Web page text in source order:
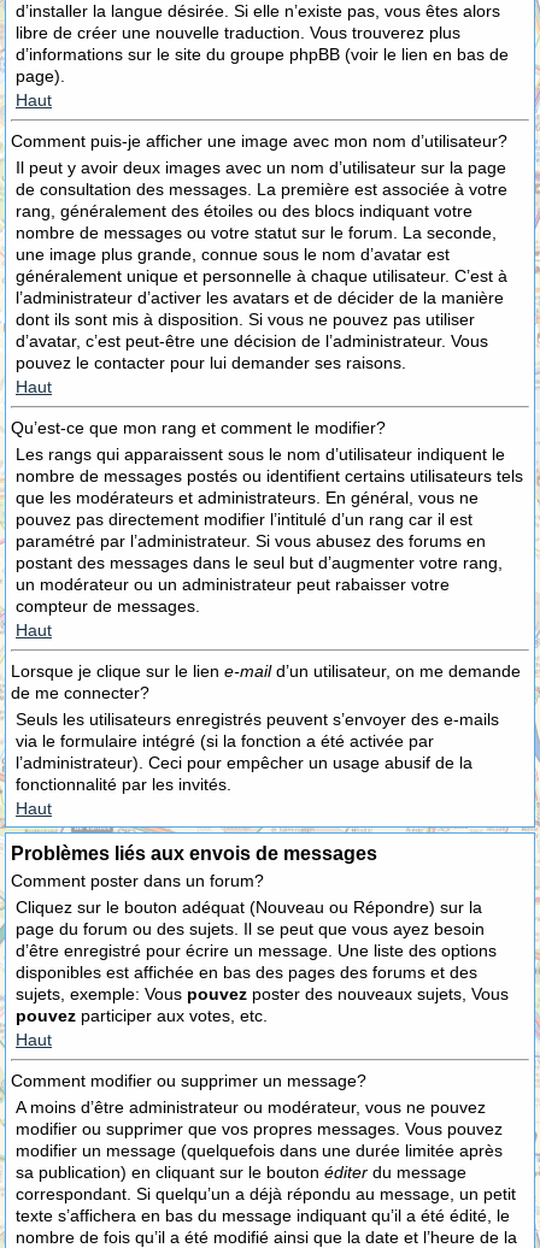
d’installer la langue désirée. Si elle n’existe pas, vous êtes alors
libre de créer une nouvelle traduction. Vous trouverez plus
d’informations sur le site du groupe phpBB (voir le lien en bas de
page).
Haut
Comment puis-je afficher une image avec mon nom d’utilisateur?
Il peut y avoir deux images avec un nom d’utilisateur sur la page
de consultation des messages. La première est associée à votre
rang, généralement des étoiles ou des blocs indiquant votre
nombre de messages ou votre statut sur le forum. La seconde,
une image plus grande, connue sous le nom d’avatar est
généralement unique et personnelle à chaque utilisateur. C’est à
l’administrateur d’activer les avatars et de décider de la manière
dont ils sont mis à disposition. Si vous ne pouvez pas utiliser
d’avatar, c’est peut-être une décision de l’administrateur. Vous
pouvez le contacter pour lui demander ses raisons.
Haut
Qu’est-ce que mon rang et comment le modifier?
Les rangs qui apparaissent sous le nom d’utilisateur indiquent le
nombre de messages postés ou identifient certains utilisateurs tels
que les modérateurs et administrateurs. En général, vous ne
pouvez pas directement modifier l’intitulé d’un rang car il est
paramétré par l’administrateur. Si vous abusez des forums en
postant des messages dans le seul but d’augmenter votre rang,
un modérateur ou un administrateur peut rabaisser votre
compteur de messages.
Haut
Lorsque je clique sur le lien e-maild’un utilisateur, on me demande
de me connecter?
Seuls les utilisateurs enregistrés peuvent s’envoyer des e-mails
via le formulaire intégré (si la fonction a été activée par
l’administrateur). Ceci pour empêcher un usage abusif de la
fonctionnalité par les invités.
Haut
Problèmes liés aux envois de messages
Comment poster dans un forum?
Cliquez sur le bouton adéquat (Nouveau ou Répondre) sur la
page du forum ou des sujets. Il se peut que vous ayez besoin
d’être enregistré pour écrire un message. Une liste des options
disponibles est affichée en bas des pages des forums et des
sujets, exemple: Vous pouvez poster des nouveaux sujets, Vous
pouvez participer aux votes, etc.
Haut
Comment modifier ou supprimer un message?
A moins d’être administrateur ou modérateur, vous ne pouvez
modifier ou supprimer que vos propres messages. Vous pouvez
modifier un message (quelquefois dans une durée limitée après
sa publication) en cliquant sur le bouton éditer du message
correspondant. Si quelqu’un a déjà répondu au message, un petit
texte s’affichera en bas du message indiquant qu’il a été édité, le
nombre de fois qu’il a été modifié ainsi que la date et l’heure de la